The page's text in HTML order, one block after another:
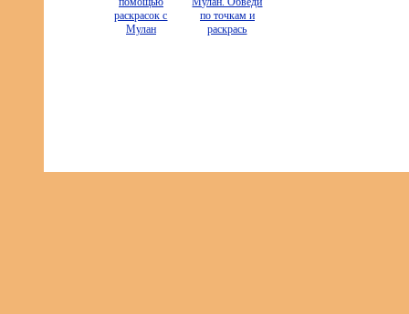
раскрасок с
Мулан
по точкам и
раскрась